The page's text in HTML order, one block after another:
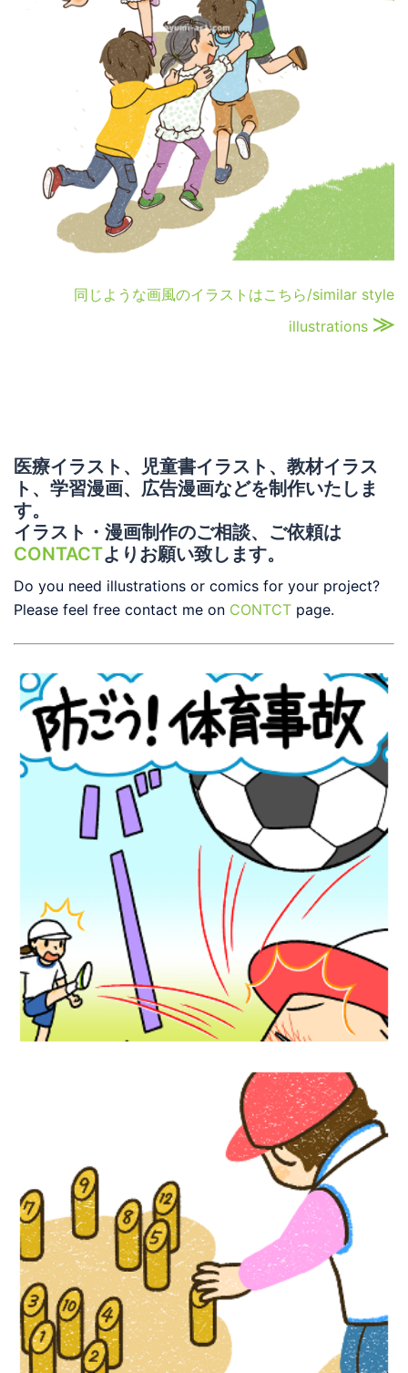
同じような画風のイラストはこちら/similar style
illustrations ≫
医療イラスト、児童書イラスト、教材イラス
ト、学習漫画、広告漫画などを制作いたしま
す。
イラスト・漫画制作のご相談、ご依頼は
CONTACTよりお願い致します。
Do you need illustrations or comics for your project?
Please feel free contact me on CONTCT page.
ショート動画『防ごう！体育事故』
児童書イラスト『かんたん手作り道具で体
験！ だれもが楽しめるユニバーサルスポ
―ツ』汐文社